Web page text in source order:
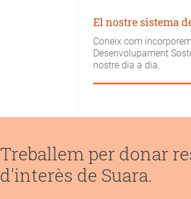
El nostre sistema
Coneix com
Desenvolupament
nostre dia a dia.
Treballem per donar
d'interès de Suara.